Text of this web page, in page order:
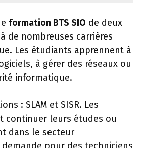
formation BTS SIO de deux
de nombreuses carrières
Les étudiants apprennent à
à gérer des réseaux ou
informatique.
: SLAM et SISR. Les
continuer leurs études ou
dans le secteur